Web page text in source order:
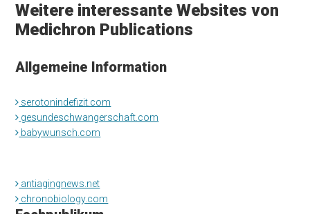
Weitere interessante Websites von
Medichron Publications
Allgemeine Information
serotonindefizit.com
gesundeschwangerschaft.com
babywunsch.com
antiagingnews.net
chronobiology.com